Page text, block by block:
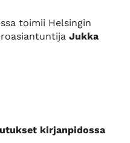
toimii Helsingin
Jukka
kirjanpidossa